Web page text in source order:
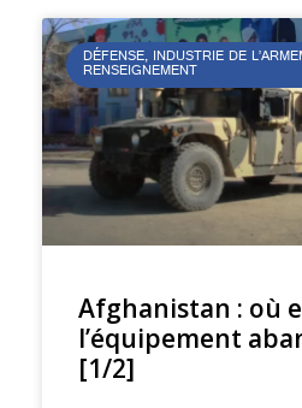
DÉFENSE, INDUSTRIE DE
RENSEIGNEMENT
Afghanistan : où
l’équipement
[1/2]